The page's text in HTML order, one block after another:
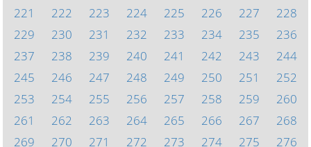
221
222 223 224 225 226 227
228
229
230 231 232 233 234 235
236
237
238 239 240 241 242 243
244
245
246 247 248 249 250 251
252
253
254 255 256 257 258 259
260
261
262 263 264 265 266 267
268
269
270 271 272 273 274 275
276